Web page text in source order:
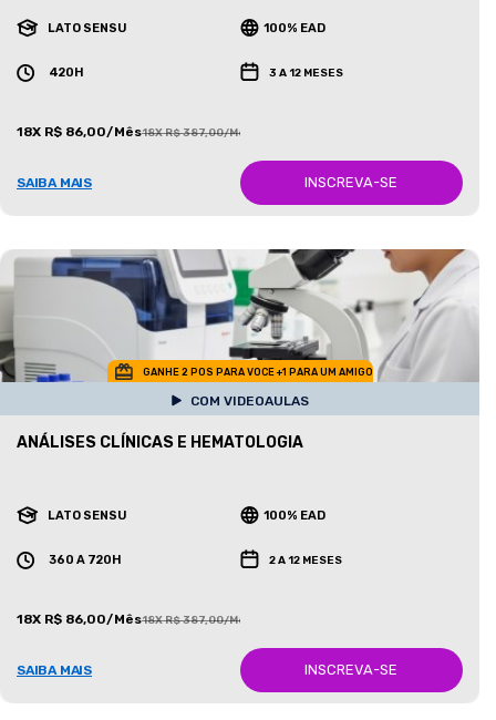
LATO SENSU 100% EAD
420H 3 A 12 MESES
18X R$ 86,00/Mês18X R$ 387,00/Mês
SAIBA MAIS INSCREVA-SE
GANHE 2 POS PARA VOCE +1 PARA UM AMIGO
COM VIDEOAULAS
ANÁLISES CLÍNICAS E HEMATOLOGIA
LATO SENSU 100% EAD
360 A 720H 2 A 12 MESES
18X R$ 86,00/Mês18X R$ 387,00/Mês
SAIBA MAIS INSCREVA-SE